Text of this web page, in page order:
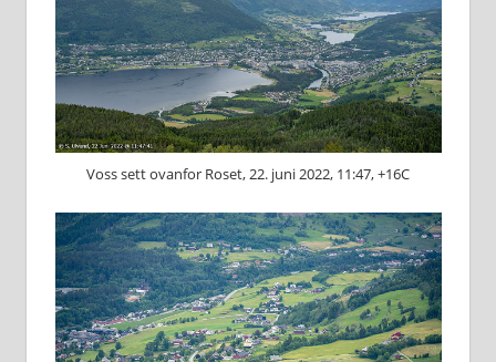
Voss sett ovanfor Roset, 22. juni 2022, 11:47, +16C